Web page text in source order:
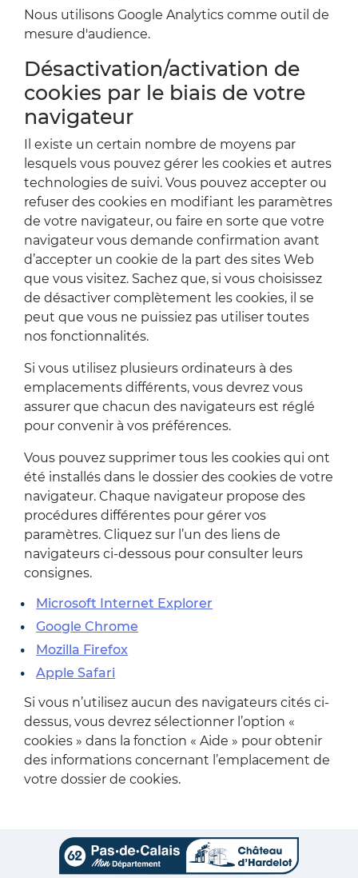
Nous utilisons Google Analytics comme outil de
mesure d'audience.
Désactivation/activation de
cookies par le biais de votre
navigateur
Il existe un certain nombre de moyens par
lesquels vous pouvez gérer les cookies et autres
technologies de suivi. Vous pouvez accepter ou
refuser des cookies en modifiant les paramètres
de votre navigateur, ou faire en sorte que votre
navigateur vous demande confirmation avant
d’accepter un cookie de la part des sites Web
que vous visitez. Sachez que, si vous choisissez
de désactiver complètement les cookies, il se
peut que vous ne puissiez pas utiliser toutes
nos fonctionnalités.
Si vous utilisez plusieurs ordinateurs à des
emplacements différents, vous devrez vous
assurer que chacun des navigateurs est réglé
pour convenir à vos préférences.
Vous pouvez supprimer tous les cookies qui ont
été installés dans le dossier des cookies de votre
navigateur. Chaque navigateur propose des
procédures différentes pour gérer vos
paramètres. Cliquez sur l’un des liens de
navigateurs ci-dessous pour consulter leurs
consignes.
Microsoft Internet Explorer
Google Chrome
Mozilla Firefox
Apple Safari
Si vous n’utilisez aucun des navigateurs cités ci-
dessus, vous devrez sélectionner l’option «
cookies » dans la fonction « Aide » pour obtenir
des informations concernant l’emplacement de
votre dossier de cookies.